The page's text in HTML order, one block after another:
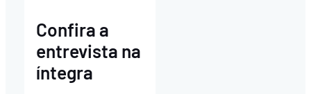
Confira a
entrevista na
íntegra